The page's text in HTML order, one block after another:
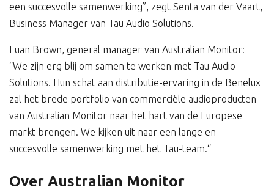
een succesvolle samenwerking”, zegt Senta van der Vaart,
Business Manager van Tau Audio Solutions.
Euan Brown, general manager van Australian Monitor:
“We zijn erg blij om samen te werken met Tau Audio
Solutions. Hun schat aan distributie-ervaring in de Benelux
zal het brede portfolio van commerciële audioproducten
van Australian Monitor naar het hart van de Europese
markt brengen. We kijken uit naar een lange en
succesvolle samenwerking met het Tau-team.“
Over Australian Monitor